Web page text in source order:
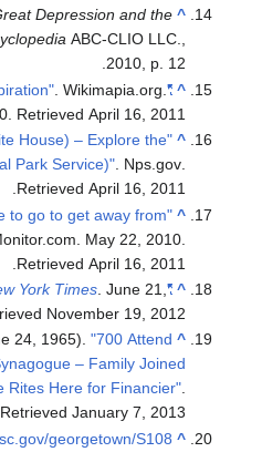
^
Great Depression and the
ABC-CLIO LLC.,
2010, p. 12.
^
"Baruch Bench of Inspiration"
. Wikimapia.org.
. RetrievedApril 16,2011
^
House) – Explore the
Park Service)". Nps.gov
RetrievedApril 16,2011
.
^
to go to get away from
May 22, 2010
RetrievedApril 16,2011
.
^
"Bernard Baruch Dies"
New York Times. June 21,
November 19,2012
^
24, 1965)."700 Attend
Synagogue – Family Joined
Rites Here for Financier"
. RetrievedJanuary 7,2013
^
georgetown/S108